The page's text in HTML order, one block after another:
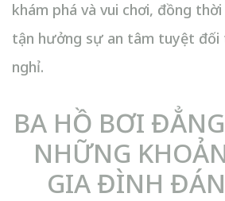
khám phá và vui chơi, đồng
tận hưởng sự an tâm tuyệt
nghỉ.
BA HỒ BƠI
NHỮNG
GIA ĐÌNH